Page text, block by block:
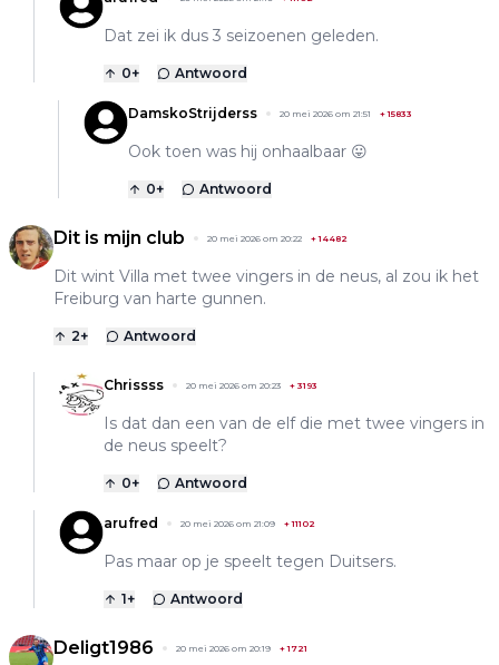
Dat zei ik dus 3 seizoenen geleden.
0+ Antwoord
DamskoStrijderss 20 mei 2026 om 21:51 +15833
Ook toen was hij onhaalbaar 😛
0+ Antwoord
Dit is mijn club 20 mei 2026 om 20:22 +14482
Dit wint Villa met twee vingers in de neus, al zou ik het
Freiburg van harte gunnen.
2+ Antwoord
Chrissss 20 mei 2026 om 20:23 + 3193
Is dat dan een van de elf die met twee vingers in
de neus speelt?
0+ Antwoord
arufred 20 mei 2026 om 21:09 +11102
Pas maar op je speelt tegen Duitsers.
1+ Antwoord
Deligt1986 20 mei 2026 om 20:19 +1721